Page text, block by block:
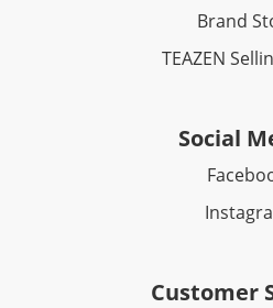
Brand
TEAZEN
Social
Customer